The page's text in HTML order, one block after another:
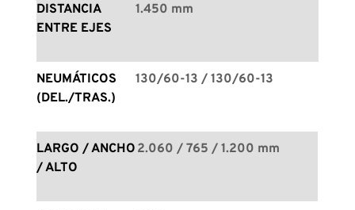
DISTANCIA
ENTRE EJES
1.450 mm
NEUMÁTICOS
(DEL./TRAS.)
130/60-13 / 130/60-13
LARGO / ANCHO
/ ALTO
2.060 / 765 / 1.200 mm